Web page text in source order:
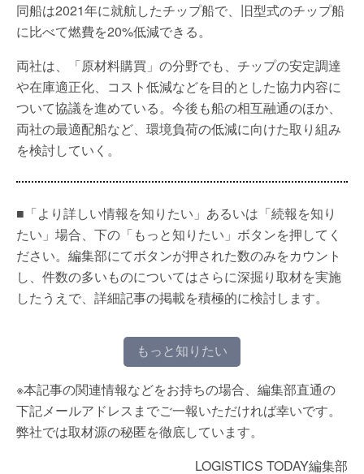
同船は2021年に就航したチップ船で、旧型式のチップ船
に比べて燃費を20%低減できる。
両社は、「原材料購買」の分野でも、チップの安定調達
や在庫適正化、コスト低減などを目的とした協力内容に
ついて協議を進めている。今後も船の相互融通のほか、
両社の最適配船など、環境負荷の低減に向けた取り組み
を検討していく。
■「より詳しい情報を知りたい」あるいは「続報を知り
たい」場合、下の「もっと知りたい」ボタンを押してく
ださい。編集部にてボタンが押された数のみをカウント
し、件数の多いものについてはさらに深掘り取材を実施
したうえで、詳細記事の掲載を積極的に検討します。
もっと知りたい
※本記事の関連情報などをお持ちの場合、編集部直通の
下記メールアドレスまでご一報いただければ幸いです。
弊社では取材源の秘匿を徹底しています。
LOGISTICS TODAY編集部